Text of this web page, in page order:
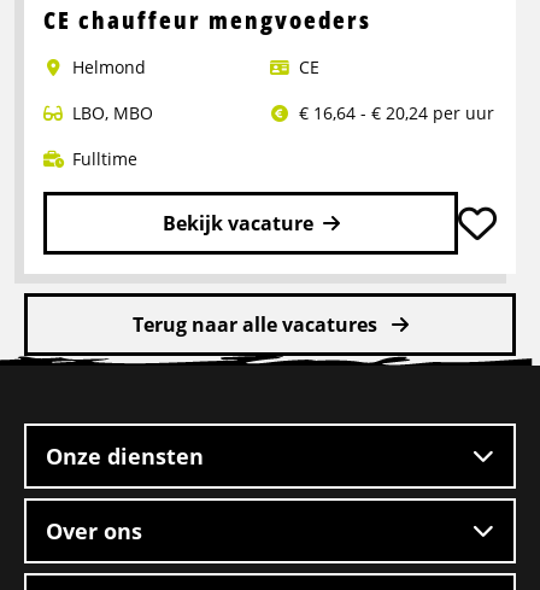
over
2-
ploegendienst
Boxtel
CE chauffeur mengvoeders
Helmond
CE
LBO, MBO
€ 16,64 - € 20,24 per uur
Fulltime
Bekijk vacature
Lees
meer
CE
Terug naar alle vacatures
footer
Onze diensten
Over ons